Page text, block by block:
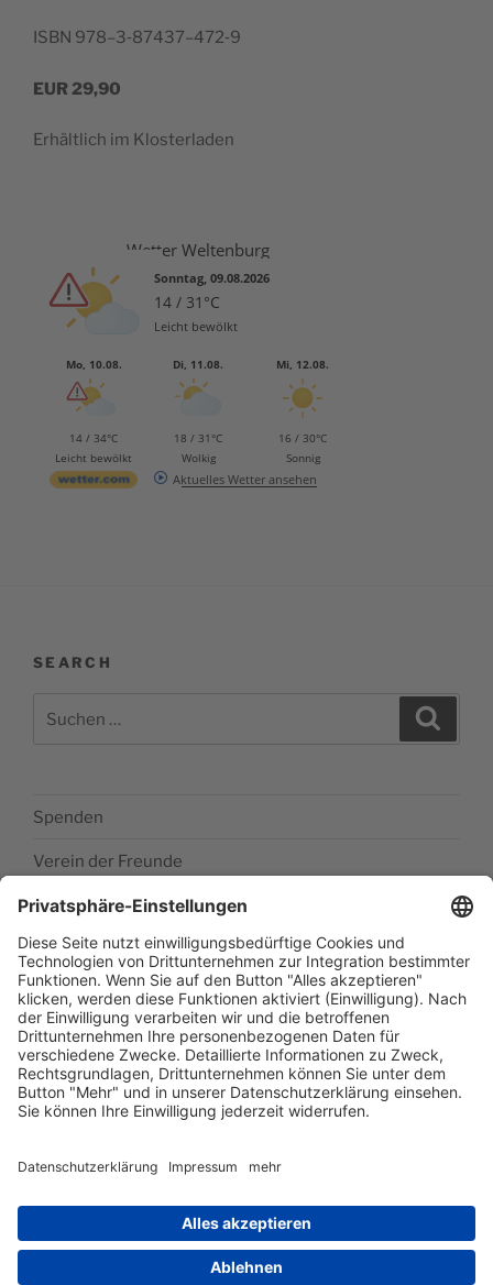
ISBN 978–3‑87437–472‑9
EUR 29,90
Erhält­lich im Klosterladen
Wetter Weltenburg
Sonntag, 09.08.2026
14 / 31°C
Leicht bewölkt
Mo, 10.08.
14 / 34°C
Leicht bewölkt
Di, 11.08.
18 / 31°C
Wolkig
Mi, 12.08.
16 / 30°C
Sonnig
Aktuelles Wetter ansehen
SEARCH
Spenden
Verein der Freunde
Impressum
Barrierefreiheitserklärung
Datenschutzerklärung
Newsletter abonieren
FacebookE‑Mail